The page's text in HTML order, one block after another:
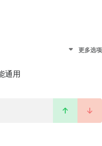
更多选项
通用